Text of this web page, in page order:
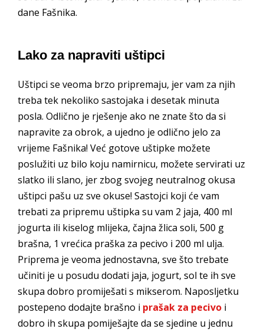
dane Fašnika.
Lako za napraviti uštipci
Uštipci se veoma brzo pripremaju, jer vam za njih
treba tek nekoliko sastojaka i desetak minuta
posla. Odlično je rješenje ako ne znate što da si
napravite za obrok, a ujedno je odlično jelo za
vrijeme Fašnika! Već gotove uštipke možete
poslužiti uz bilo koju namirnicu, možete servirati uz
slatko ili slano, jer zbog svojeg neutralnog okusa
uštipci pašu uz sve okuse! Sastojci koji će vam
trebati za pripremu uštipka su vam 2 jaja, 400 ml
jogurta ili kiselog mlijeka, čajna žlica soli, 500 g
brašna, 1 vrećica praška za pecivo i 200 ml ulja.
Priprema je veoma jednostavna, sve što trebate
učiniti je u posudu dodati jaja, jogurt, sol te ih sve
skupa dobro promiješati s mikserom. Naposljetku
postepeno dodajte brašno i prašak za pecivo i
dobro ih skupa pomiješajte da se sjedine u jednu